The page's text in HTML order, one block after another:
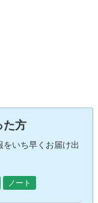
た方
いち早くお届け出
ノート